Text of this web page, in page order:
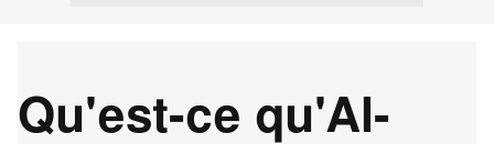
Qu'est-ce qu'Al-